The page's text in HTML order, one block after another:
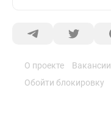
О проекте
Вакансии
Обойти блокировку